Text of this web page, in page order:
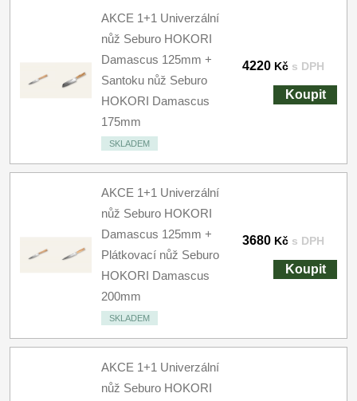
AKCE 1+1 Univerzální
nůž Seburo HOKORI
Damascus 125mm +
Santoku nůž Seburo
HOKORI Damascus
175mm
SKLADEM
4220 Kč s DPH
Koupit
AKCE 1+1 Univerzální
nůž Seburo HOKORI
Damascus 125mm +
Plátkovací nůž Seburo
HOKORI Damascus
200mm
SKLADEM
3680 Kč s DPH
Koupit
AKCE 1+1 Univerzální
nůž Seburo HOKORI